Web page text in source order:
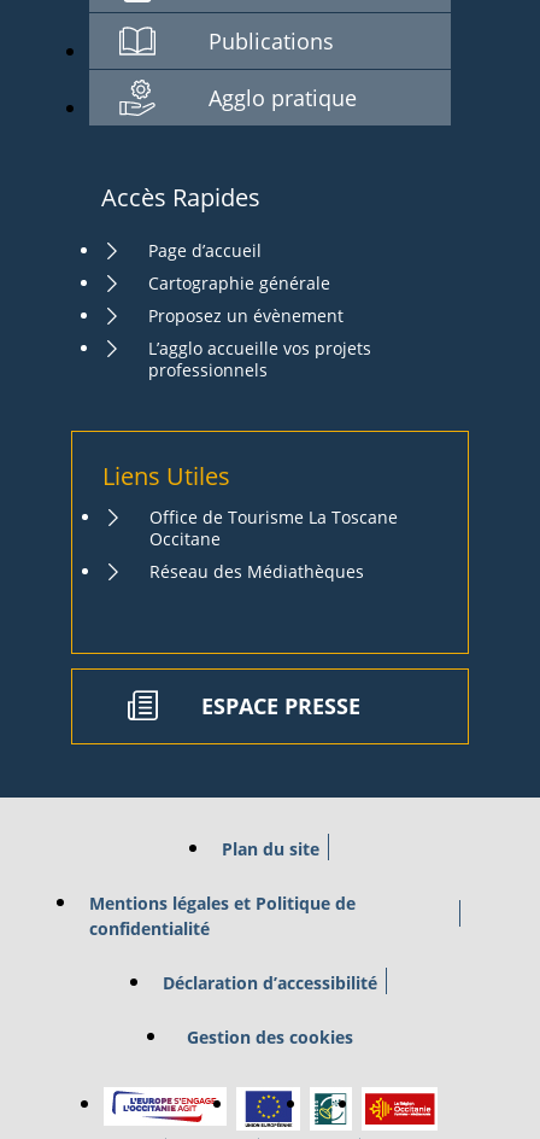
Publications
Agglo pratique
Accès Rapides
Page d’accueil
Cartographie générale
Proposez un évènement
L’agglo accueille vos projets
professionnels
Liens Utiles
Office de Tourisme La Toscane
Occitane
Réseau des Médiathèques
ESPACE PRESSE
Plan du site
Mentions légales et Politique de
confidentialité
Déclaration d’accessibilité
Gestion des cookies